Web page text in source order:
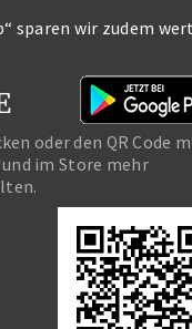
sparen wir zudem
oder den QR Code
im Store mehr